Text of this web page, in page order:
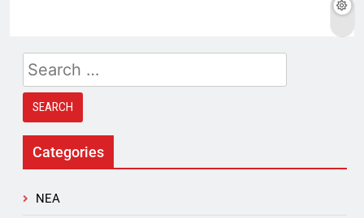
Categories
NEA